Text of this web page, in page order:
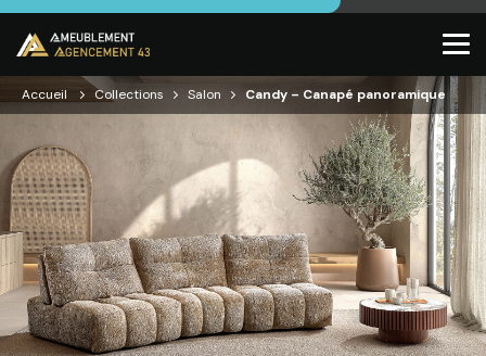
Accueil Collections Salon Candy – Canapé panoramique